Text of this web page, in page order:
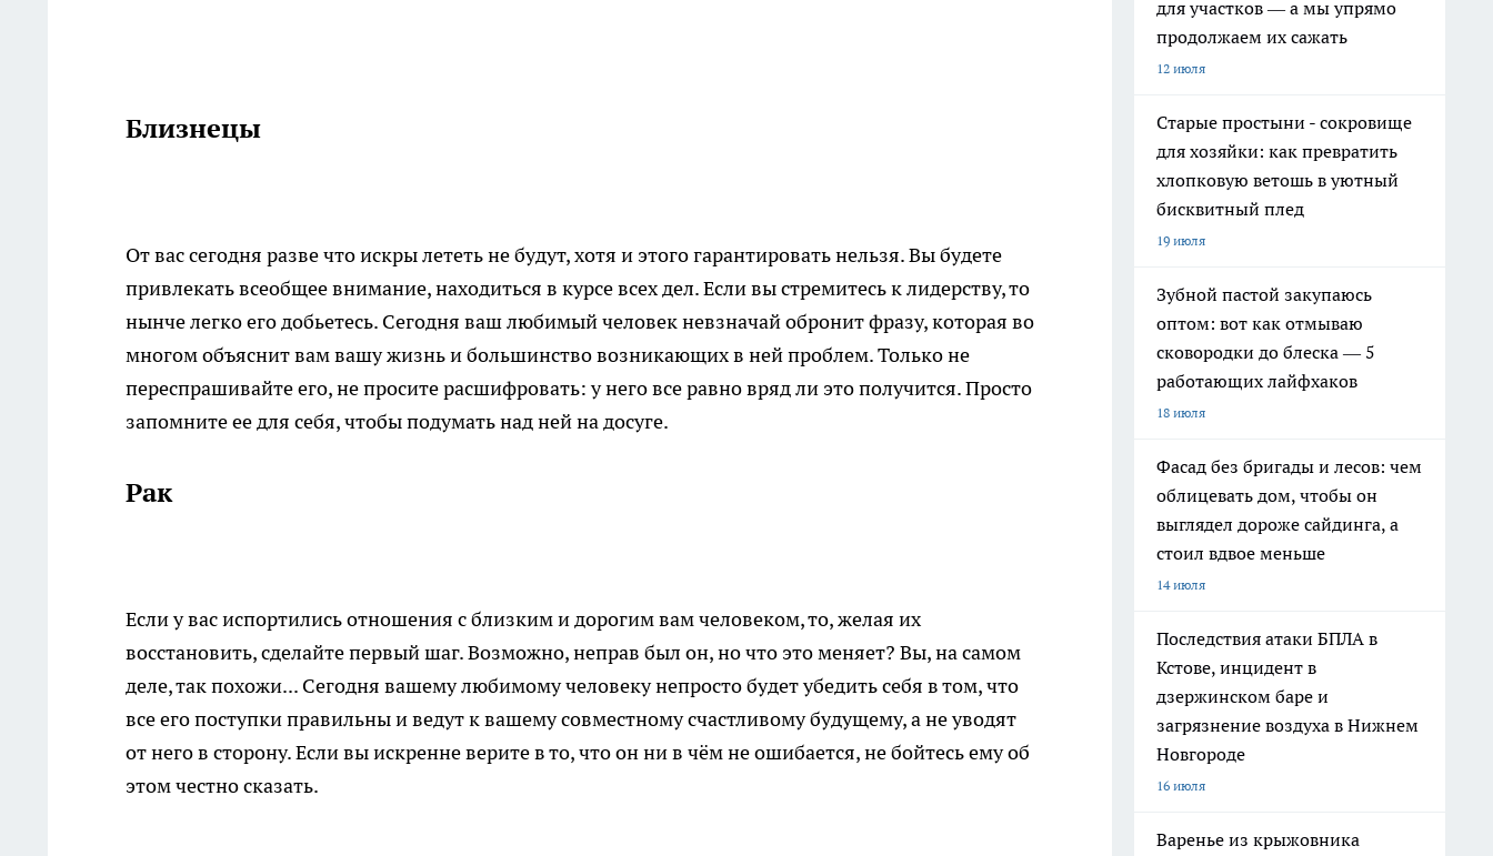
Близнецы
От вас сегодня разве что искры лететь не будут, хотя и этого гарантировать нельзя. Вы будете
привлекать всеобщее внимание, находиться в курсе всех дел. Если вы стремитесь к лидерству, то
нынче легко его добьетесь. Сегодня ваш любимый человек невзначай обронит фразу, которая во
многом объяснит вам вашу жизнь и большинство возникающих в ней проблем. Только не
переспрашивайте его, не просите расшифровать: у него все равно вряд ли это получится. Просто
запомните ее для себя, чтобы подумать над ней на досуге.
Рак
Если у вас испортились отношения с близким и дорогим вам человеком, то, желая их
восстановить, сделайте первый шаг. Возможно, неправ был он, но что это меняет? Вы, на самом
деле, так похожи... Сегодня вашему любимому человеку непросто будет убедить себя в том, что
все его поступки правильны и ведут к вашему совместному счастливому будущему, а не уводят
от него в сторону. Если вы искренне верите в то, что он ни в чём не ошибается, не бойтесь ему об
этом честно сказать.
для участков — а мы упрямо
продолжаем их сажать
12 июля
Старые простыни - сокровище
для хозяйки: как превратить
хлопковую ветошь в уютный
бисквитный плед
19 июля
Зубной пастой закупаюсь
оптом: вот как отмываю
сковородки до блеска — 5
работающих лайфхаков
18 июля
Фасад без бригады и лесов: чем
облицевать дом, чтобы он
выглядел дороже сайдинга, а
стоил вдвое меньше
14 июля
Последствия атаки БПЛА в
Кстове, инцидент в
дзержинском баре и
загрязнение воздуха в Нижнем
Новгороде
16 июля
Варенье из крыжовника